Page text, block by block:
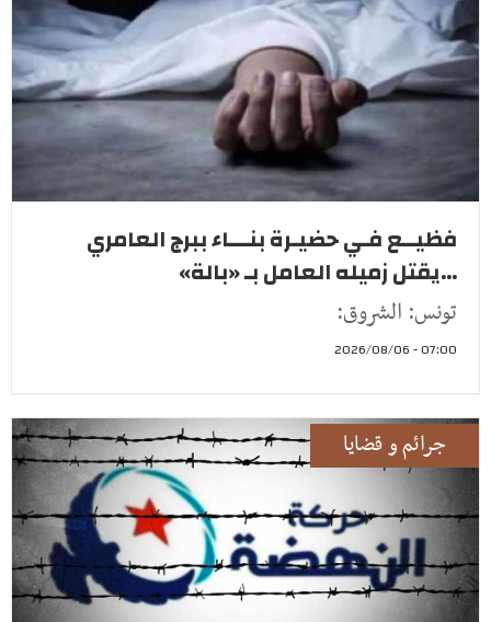
فظيــع فـي حضيـرة بنـــاء ببرج العامري
...يقتل زميله العامل بـ «بالة»
تونس: الشروق:
07:00 - 2026/08/06
جرائم و قضايا